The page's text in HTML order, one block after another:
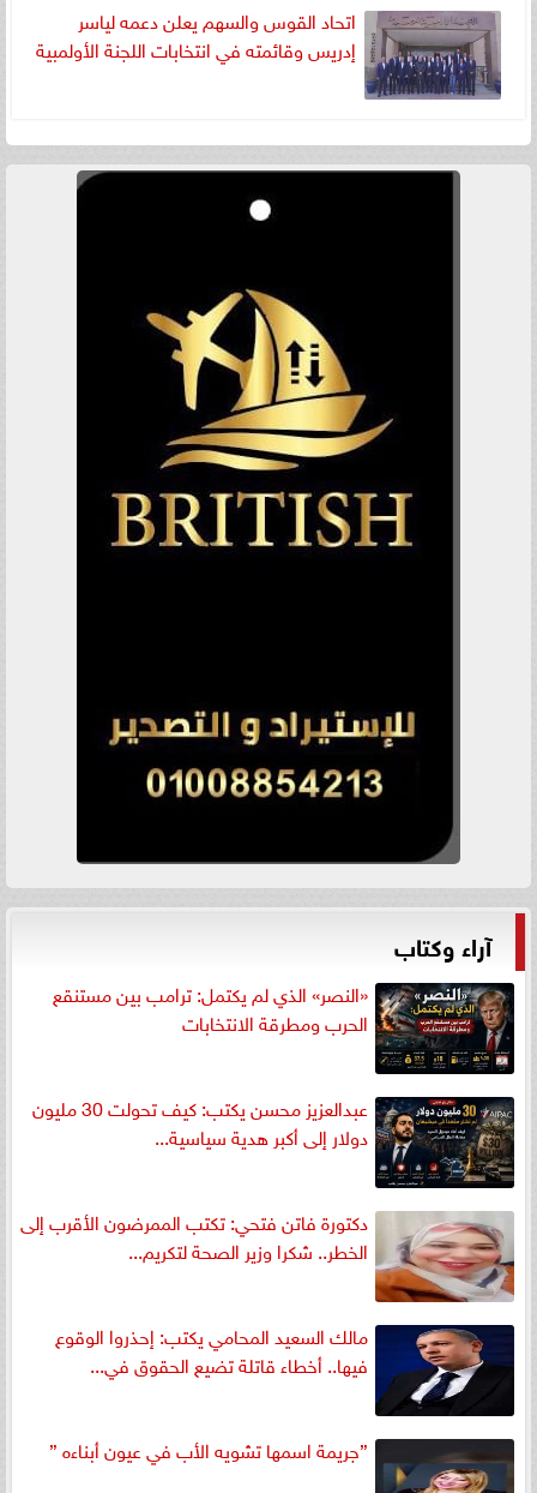
اتحاد القوس والسهم يعلن دعمه لياسر
إدريس وقائمته في انتخابات اللجنة الأولمبية
آراء وكتاب
«النصر» الذي لم يكتمل: ترامب بين مستنقع
الحرب ومطرقة الانتخابات
عبدالعزيز محسن يكتب: كيف تحولت 30 مليون
دولار إلى أكبر هدية سياسية...
دكتورة فاتن فتحي: تكتب الممرضون الأقرب إلى
الخطر.. شكرا وزير الصحة لتكريم...
مالك السعيد المحامي يكتب: إحذروا الوقوع
فيها.. أخطاء قاتلة تضيع الحقوق في...
”جريمة اسمها تشويه الأب في عيون أبناءه ”